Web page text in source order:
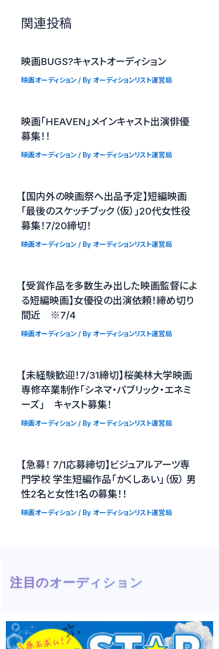
関連投稿
映画BUGS?キャストオーディション
映画オーディション/ By オーディションリスト運営局
映画「HEAVEN」メインキャスト出演俳優
募集！！
映画オーディション/ By オーディションリスト運営局
【国内外の映画祭へ出品予定】短編映画
「最後のスケッチブック（仮）」20代女性役
募集！7/20締切！
映画オーディション/ By オーディションリスト運営局
【受賞作品を多数生み出した映画監督によ
る短編映画】女優役の出演依頼！締め切り
間近 ※7/4
映画オーディション/ By オーディションリスト運営局
【未経験歓迎！7/31締切】桜美林大学映画
専修卒業制作「シネマ・パブリック・エネミ
ーズ」 キャスト募集！
映画オーディション/ By オーディションリスト運営局
【急募！ 7/1応募締切】ビジュアルアーツ専
門学校 学生短編作品「かくしあい」（仮） 男
性2名と女性1名の募集！！
映画オーディション/ By オーディションリスト運営局
注目のオーディション